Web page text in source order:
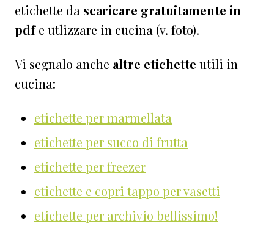
etichette da scaricare gratuitamente in
pdfe utlizzare in cucina (v. foto).
Vi segnalo anche altre etichette utili in
cucina:
etichette per marmellata
etichette per succo di frutta
etichette per freezer
etichette e copri tappo per vasetti
etichette per archivio bellissimo!